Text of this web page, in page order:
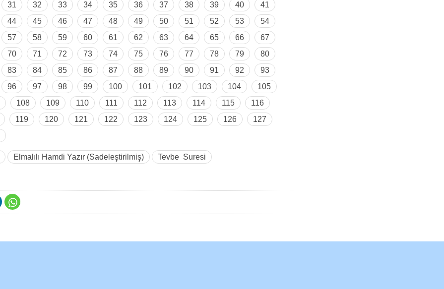
31 32 33 34 35 36 37 38 39 40
41
44 45 46 47 48 49 50 51 52 53
54
57 58 59 60 61 62 63 64 65 66
67
70 71 72 73 74 75 76 77 78 79
80
83 84 85 86 87 88 89 90 91 92
93
96 97 98 99 100 101 102 103 104
105
108 109 110 111 112 113 114 115
116
119 120 121 122 123 124 125 126
127
Elmalılı Hamdi Yazır (Sadeleştirilmiş) Tevbe Suresi